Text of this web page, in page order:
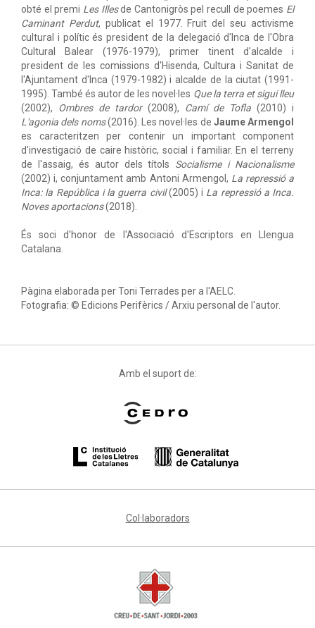
obté el premi Les Illesde Cantonigròs pel recull de poemes El
Caminant Perdut, publicat el 1977. Fruit del seu activisme
cultural i polític és president de la delegació d'Inca de l'Obra
Cultural Balear (1976-1979), primer tinent d'alcalde i
president de les comissions d'Hisenda, Cultura i Sanitat de
l'Ajuntament d'Inca (1979-1982) i alcalde de la ciutat (1991-
1995). També és autor de les novel·les Que la terra et sigui lleu
(2002), Ombres de tardor(2008), Camí de Tofla (2010) i
L'agonia dels noms(2016). Les novel·les de Jaume Armengol
es caracteritzen per contenir un important component
d'investigació de caire històric, social i familiar. En el terreny
de l'assaig, és autor dels títols Socialisme i Nacionalisme
(2002) i, conjuntament amb Antoni Armengol, La repressió a
Inca: la República i la guerra civil(2005) i La repressió a Inca.
Noves aportacions(2018).
És soci d'honor de l'Associació d'Escriptors en Llengua
Catalana.
Pàgina elaborada per Toni Terrades per a l'AELC.
Fotografia: © Edicions Perifèrics / Arxiu personal de l'autor.
Amb el suport de:
Col·laboradors